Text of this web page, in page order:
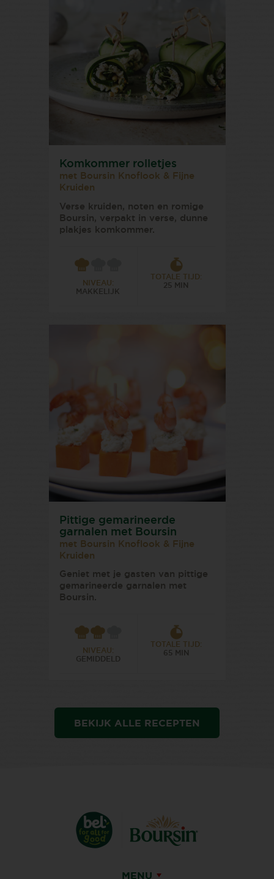
Komkommer rolletjes
met Boursin Knoflook & Fijne
Kruiden
Verse kruiden, noten en romige
Boursin, verpakt in verse, dunne
plakjes komkommer.
NIVEAU:
MAKKELIJK
TOTALE TIJD:
25 MIN
Pittige gemarineerde
garnalen met Boursin
met Boursin Knoflook & Fijne
Kruiden
Geniet met je gasten van pittige
gemarineerde garnalen met
Boursin.
NIVEAU:
GEMIDDELD
TOTALE TIJD:
65 MIN
BEKIJK ALLE RECEPTEN
MENU